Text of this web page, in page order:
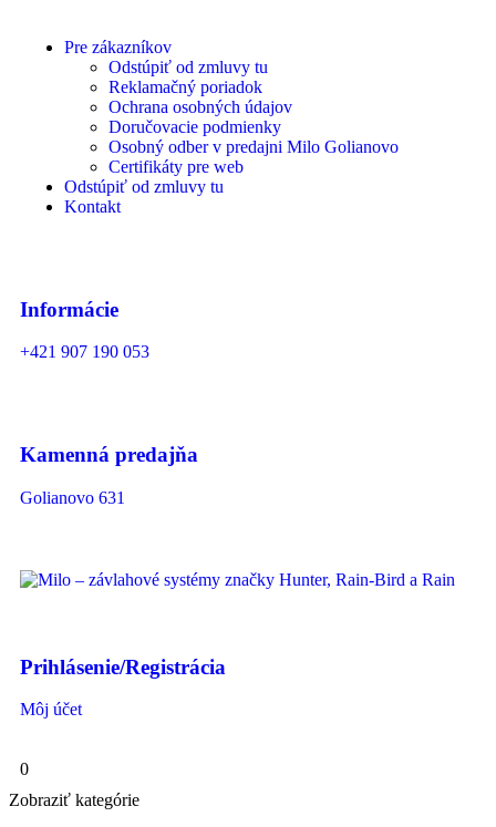
Pre zákazníkov
Odstúpiť od zmluvy tu
Reklamačný poriadok
Ochrana osobných údajov
Doručovacie podmienky
Osobný odber v predajni Milo Golianovo
Certifikáty pre web
Odstúpiť od zmluvy tu
Kontakt
Informácie
+421 907 190 053
Kamenná predajňa
Golianovo 631
Prihlásenie/Registrácia
Môj účet
0
Zobraziť kategórie